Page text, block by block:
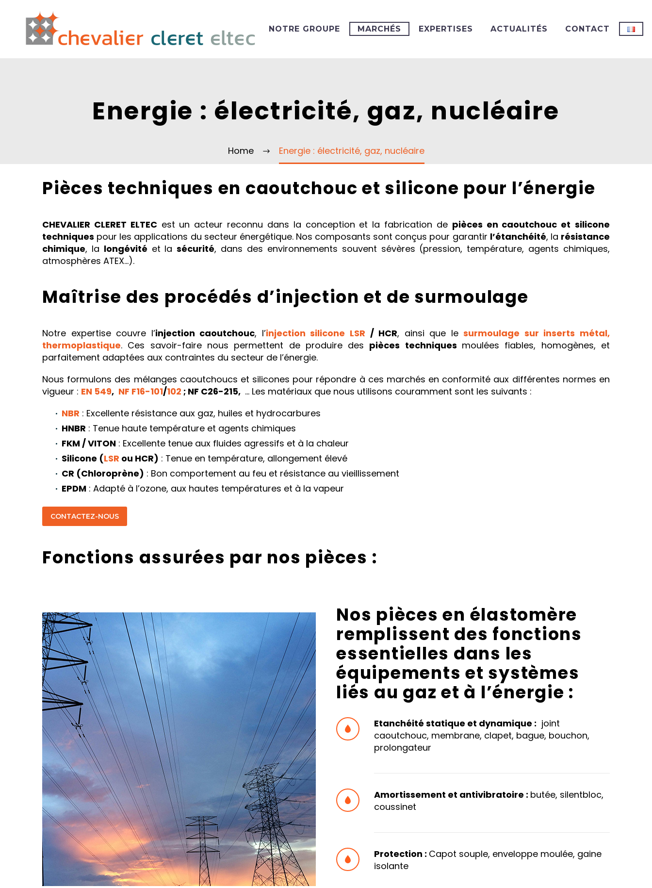
NOTRE GROUPE MARCHÉS EXPERTISES ACTUALITÉS CONTACT
Energie : électricité, gaz, nucléaire
Home Energie : électricité, gaz, nucléaire
Pièces techniques en caoutchouc et silicone pour l’énergie
CHEVALIER CLERET ELTECest un acteur reconnu dans la conception et la fabrication de pièces en caoutchouc et silicone
techniques pour les applications du secteur énergétique. Nos composants sont conçus pour garantir l’étanchéité, la résistance
chimique, la longévité et lasécurité, dans des environnements souvent sévères (pression, température, agents chimiques,
atmosphères ATEX…).
Maîtrise des procédés d’injection et de surmoulage
Notre expertise couvre l’injection caoutchouc, l’injection silicone LSR / HCR, ainsi que lesurmoulage sur inserts métal,
thermoplastique. Ces savoir-faire nous permettent de produire des pièces techniques moulées fiables, homogènes, et
parfaitement adaptées aux contraintes du secteur de l’énergie.
Nous formulons des mélanges caoutchoucs et silicones pour répondre à ces marchés en conformité aux différentes normes en
vigueur : EN 549, NF F16-101/102 ; NF C26-215, … Les matériaux que nous utilisons couramment sont les suivants :
NBR : Excellente résistance aux gaz, huiles et hydrocarbures
HNBR : Tenue haute température et agents chimiques
FKM / VITON : Excellente tenue aux fluides agressifs et à la chaleur
Silicone (LSR ou HCR) : Tenue en température, allongement élevé
CR (Chloroprène) : Bon comportement au feu et résistance au vieillissement
EPDM : Adapté à l’ozone, aux hautes températures et à la vapeur
CONTACTEZ-NOUS
Fonctions assurées par nos pièces :
Nos pièces en élastomère
remplissent des fonctions
essentielles dans les
équipements et systèmes
liés au gaz et à l’énergie :

 Etanchéité statique et dynamique : joint
caoutchouc, membrane, clapet, bague, bouchon,
prolongateur

 Amortissement et antivibratoire : butée, silentbloc,
coussinet

 Protection : Capot souple, enveloppe moulée, gaine
isolante